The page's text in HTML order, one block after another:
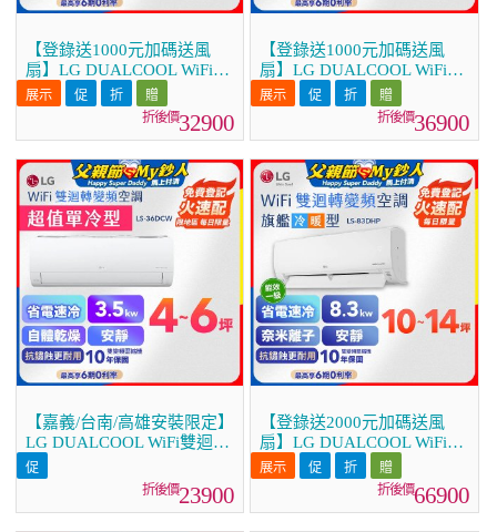
【登錄送1000元加碼送風
扇】LG DUALCOOL WiFi雙
迴轉變頻空調 - 旗艦冷暖型
_3.5kw LS-36DHPM
32900
【登錄送1000元加碼送風
扇】LG DUALCOOL WiFi雙
迴轉變頻空調 - 旗艦冷暖型
_4.1kw LS-41DHPM
36900
【嘉義/台南/高雄安裝限定】
LG DUALCOOL WiFi雙迴轉
變頻空調 - 超值單冷型
_3.5kW LS-36DCW
23900
【登錄送2000元加碼送風
扇】LG DUALCOOL WiFi雙
迴轉變頻空調 - 旗艦冷暖型
_8.3kw LS-83DHP
66900